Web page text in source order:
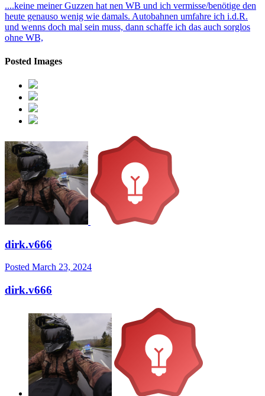
....keine meiner Guzzen hat nen WB und ich vermisse/benötige den
heute genauso wenig wie damals. Autobahnen umfahre ich i.d.R.
und wenns doch mal sein muss, dann schaffe ich das auch sorglos
ohne WB,
Posted Images
dirk.v666
Posted March 23, 2024
dirk.v666